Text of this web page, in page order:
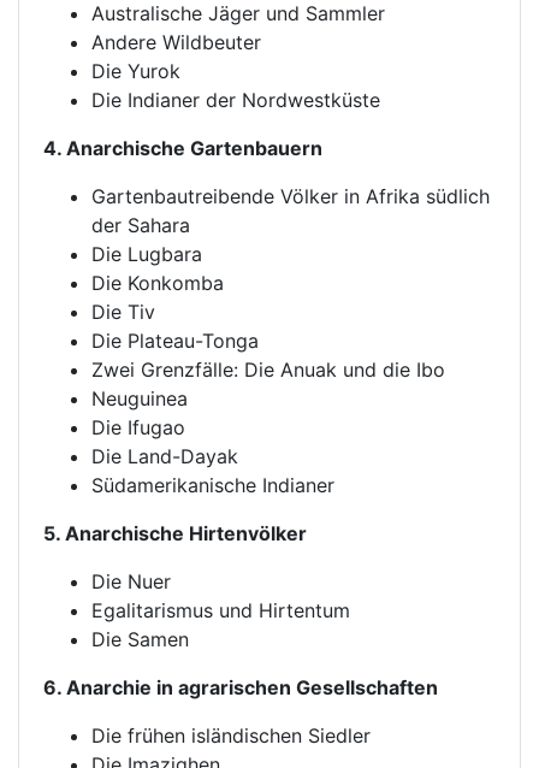
Australische Jäger und Sammler
Andere Wildbeuter
Die Yurok
Die Indianer der Nordwestküste
4. Anarchische Gartenbauern
Gartenbautreibende Völker in Afrika südlich
der Sahara
Die Lugbara
Die Konkomba
Die Tiv
Die Plateau-Tonga
Zwei Grenzfälle: Die Anuak und die Ibo
Neuguinea
Die Ifugao
Die Land-Dayak
Südamerikanische Indianer
5. Anarchische Hirtenvölker
Die Nuer
Egalitarismus und Hirtentum
Die Samen
6. Anarchie in agrarischen Gesellschaften
Die frühen isländischen Siedler